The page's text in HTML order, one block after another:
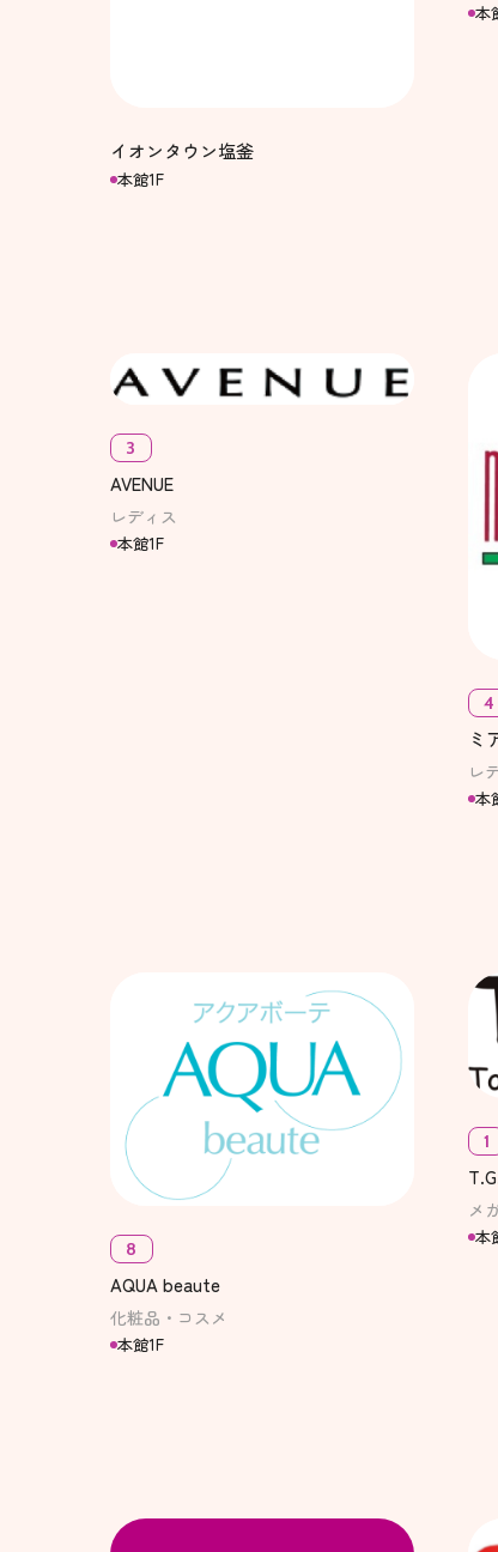
イオンタウン塩釜
本館1F
本
3
AVENUE
レディス
本館1F
4
ミ
レ
本
8
AQUA beaute
化粧品・コスメ
本館1F
1
メ
本